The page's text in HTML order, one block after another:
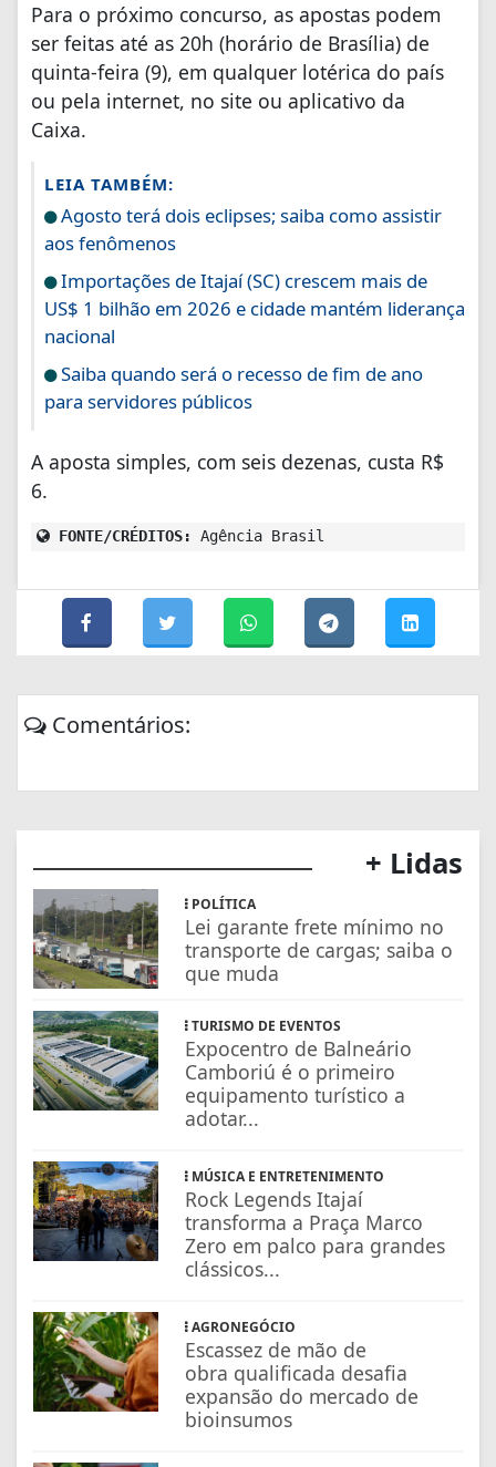
Para o próximo concurso, as apostas podem
ser feitas até as 20h (horário de Brasília) de
quinta-feira (9), em qualquer lotérica do país
ou pela internet, no site ou aplicativo da
Caixa.
LEIA TAMBÉM:
Agosto terá dois eclipses; saiba como assistir
aos fenômenos
Importações de Itajaí (SC) crescem mais de
US$ 1 bilhão em 2026 e cidade mantém liderança
nacional
Saiba quando será o recesso de fim de ano
para servidores públicos
A aposta simples, com seis dezenas, custa R$
6.
FONTE/CRÉDITOS: Agência Brasil
Comentários:
+ Lidas
POLÍTICA
Lei garante frete mínimo no
transporte de cargas; saiba o
que muda
TURISMO DE EVENTOS
Expocentro de Balneário
Camboriú é o primeiro
equipamento turístico a
adotar...
MÚSICA E ENTRETENIMENTO
Rock Legends Itajaí
transforma a Praça Marco
Zero em palco para grandes
clássicos...
AGRONEGÓCIO
Escassez de mão de
obra qualificada desafia
expansão do mercado de
bioinsumos